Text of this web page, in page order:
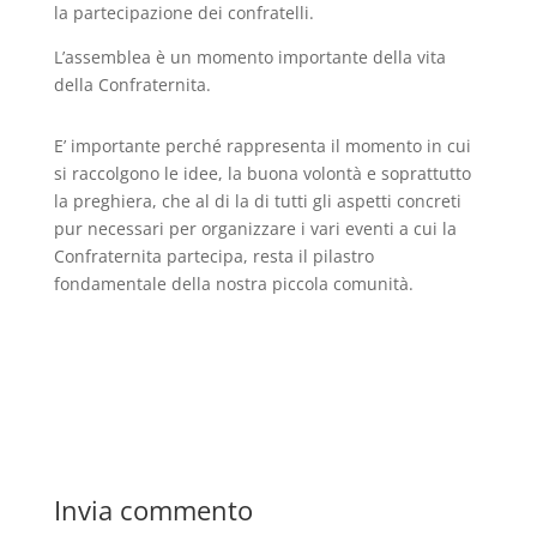
la partecipazione dei confratelli.
L’assemblea è un momento importante della vita
della Confraternita.
E’ importante perché rappresenta il momento in cui
si raccolgono le idee, la buona volontà e soprattutto
la preghiera, che al di la di tutti gli aspetti concreti
pur necessari per organizzare i vari eventi a cui la
Confraternita partecipa, resta il pilastro
fondamentale della nostra piccola comunità.
Invia commento